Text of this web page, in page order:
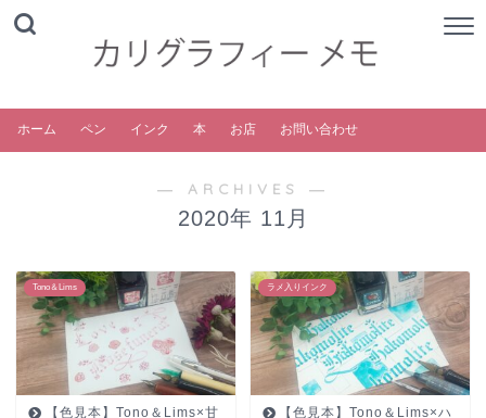
ホーム ペン インク 本 お店 お問い合わせ
― ARCHIVES ―
2020年 11月
Tono＆Lims
【色見本】Tono＆Lims×甘
ラメ入りインク
【色見本】Tono＆Lims×ハ